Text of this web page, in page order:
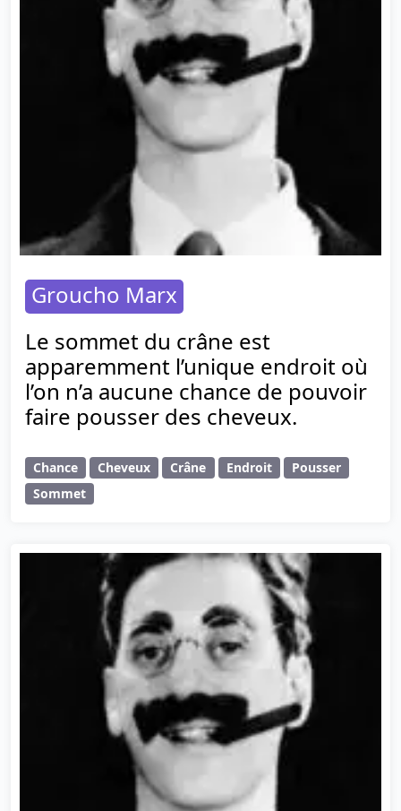
Groucho Marx
Le sommet du crâne est
apparemment l’unique endroit où
l’on n’a aucune chance de pouvoir
faire pousser des cheveux.
Chance Cheveux Crâne Endroit
Pousser
Sommet